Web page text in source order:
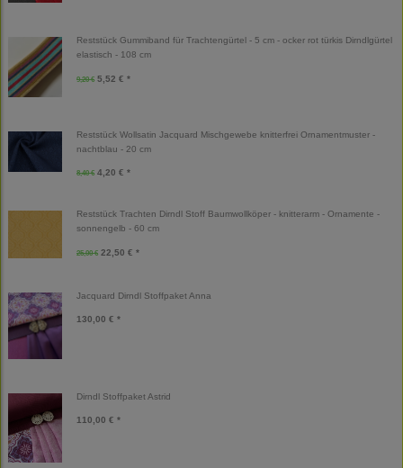
Reststück Gummiband für Trachtengürtel - 5 cm - ocker rot türkis Dirndlgürtel
elastisch - 108 cm
9,20 € 5,52 € *
Reststück Wollsatin Jacquard Mischgewebe knitterfrei Ornamentmuster -
nachtblau - 20 cm
8,40 € 4,20 € *
Reststück Trachten Dirndl Stoff Baumwollköper - knitterarm - Ornamente -
sonnengelb - 60 cm
25,00 € 22,50 € *
Jacquard Dirndl Stoffpaket Anna
130,00 € *
Dirndl Stoffpaket Astrid
110,00 € *